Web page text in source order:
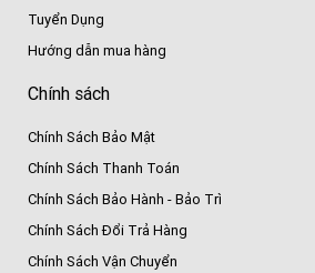
Tuyển Dụng
Hướng dẫn mua hàng
Chính sách
Chính Sách Bảo Mật
Chính Sách Thanh Toán
Chính Sách Bảo Hành - Bảo Trì
Chính Sách Đổi Trả Hàng
Chính Sách Vận Chuyển